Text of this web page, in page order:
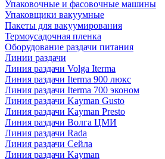
Упаковочные и фасовочные машины
Упаковщики вакуумные
Пакеты для вакуумирования
Термоусадочная пленка
Оборудование раздачи питания
Линии раздачи
Линия раздачи Volga Iterma
Линия раздачи Iterma 900 люкс
Линия раздачи Iterma 700 эконом
Линия раздачи Kayman Gusto
Линия раздачи Kayman Presto
Линия раздачи Волга ЦМИ
Линия раздачи Rada
Линия раздачи Сейла
Линия раздачи Kayman